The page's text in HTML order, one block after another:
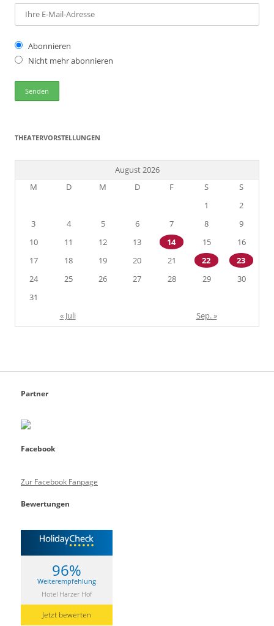
Abonnieren
Nicht mehr abonnieren
THEATERVORSTELLUNGEN
August 2026
M
D M D F S
S
1
2
3
4 5 6 7 8
9
10
11 12 13 14 15
16
17
18 19 20 21 22
23
24
25 26 27 28 29
30
31
« Juli
Sep. »
Partner
Facebook
Zur Facebook Fanpage
Bewertungen
96%
Weiterempfehlung
Hotel Harzer Hof
Jetzt bewerten